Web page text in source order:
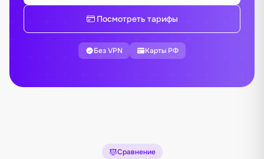
Посмотреть тарифы
Без VPN Карты РФ
Сравнение